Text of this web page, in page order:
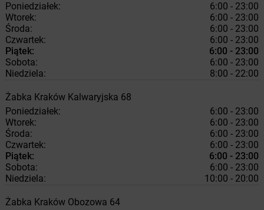
Poniedziałek:
6:00 - 23:00
Wtorek:
6:00 - 23:00
Środa:
6:00 - 23:00
Czwartek:
6:00 - 23:00
Piątek:
6:00 - 23:00
Sobota:
6:00 - 23:00
Niedziela:
8:00 - 22:00
Żabka Kraków Kalwaryjska 68
Poniedziałek:
6:00 - 23:00
Wtorek:
6:00 - 23:00
Środa:
6:00 - 23:00
Czwartek:
6:00 - 23:00
Piątek:
6:00 - 23:00
Sobota:
6:00 - 23:00
Niedziela:
10:00 - 20:00
Żabka Kraków Obozowa 64